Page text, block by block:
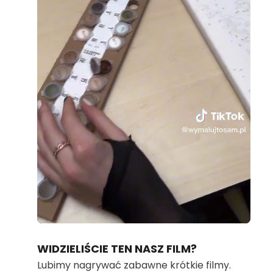
100.00%
WIDZIELIŚCIE TEN NASZ FILM?
Lubimy nagrywać zabawne krótkie filmy.